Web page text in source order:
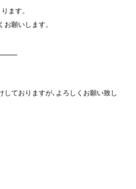
ます。
願いします。
しておりますが､よろしくお願い致し